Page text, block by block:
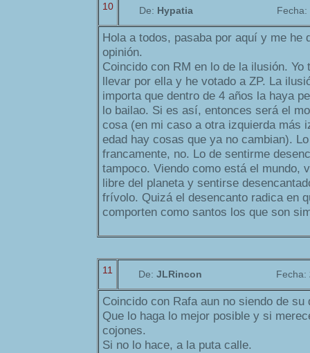
10 De: Hypatia Fecha:
Hola a todos, pasaba por aquí y me he
opinión.
Coincido con RM en lo de la ilusión. Yo
llevar por ella y he votado a ZP. La
importa que dentro de 4 años la haya
lo bailao. Si es así, entonces será el
cosa (en mi caso a otra izquierda más
edad hay cosas que ya no cambian).
francamente, no. Lo de sentirme
tampoco. Viendo como está el mundo,
libre del planeta y sentirse
frívolo. Quizá el desencanto radica en
comporten como santos los que son
11 De: JLRincon Fecha:
Coincido con Rafa aun no siendo de su
Que lo haga lo mejor posible y si
cojones.
Si no lo hace, a la puta calle.